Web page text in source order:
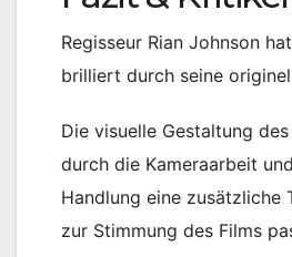
Regisseur Rian Johnson
brilliert durch seine
Die visuelle Gestaltung
durch die Kameraarbeit
Handlung eine zusätzliche
zur Stimmung des Films